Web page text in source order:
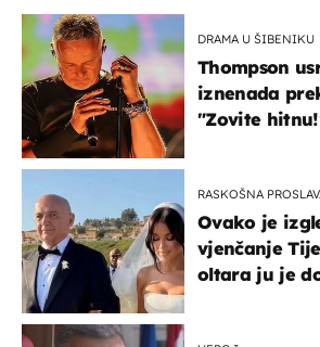
DRAMA U ŠIBENIKU
Thompson
iznenada
"Zovite
RASKOŠNA
Ovako je
vjenčanje
oltara ju je